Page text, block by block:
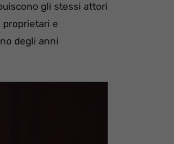
gli stessi attori
e
degli anni